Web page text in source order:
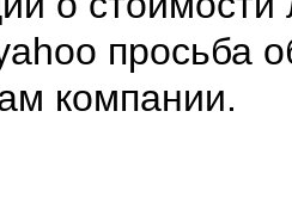
просьба
компании.